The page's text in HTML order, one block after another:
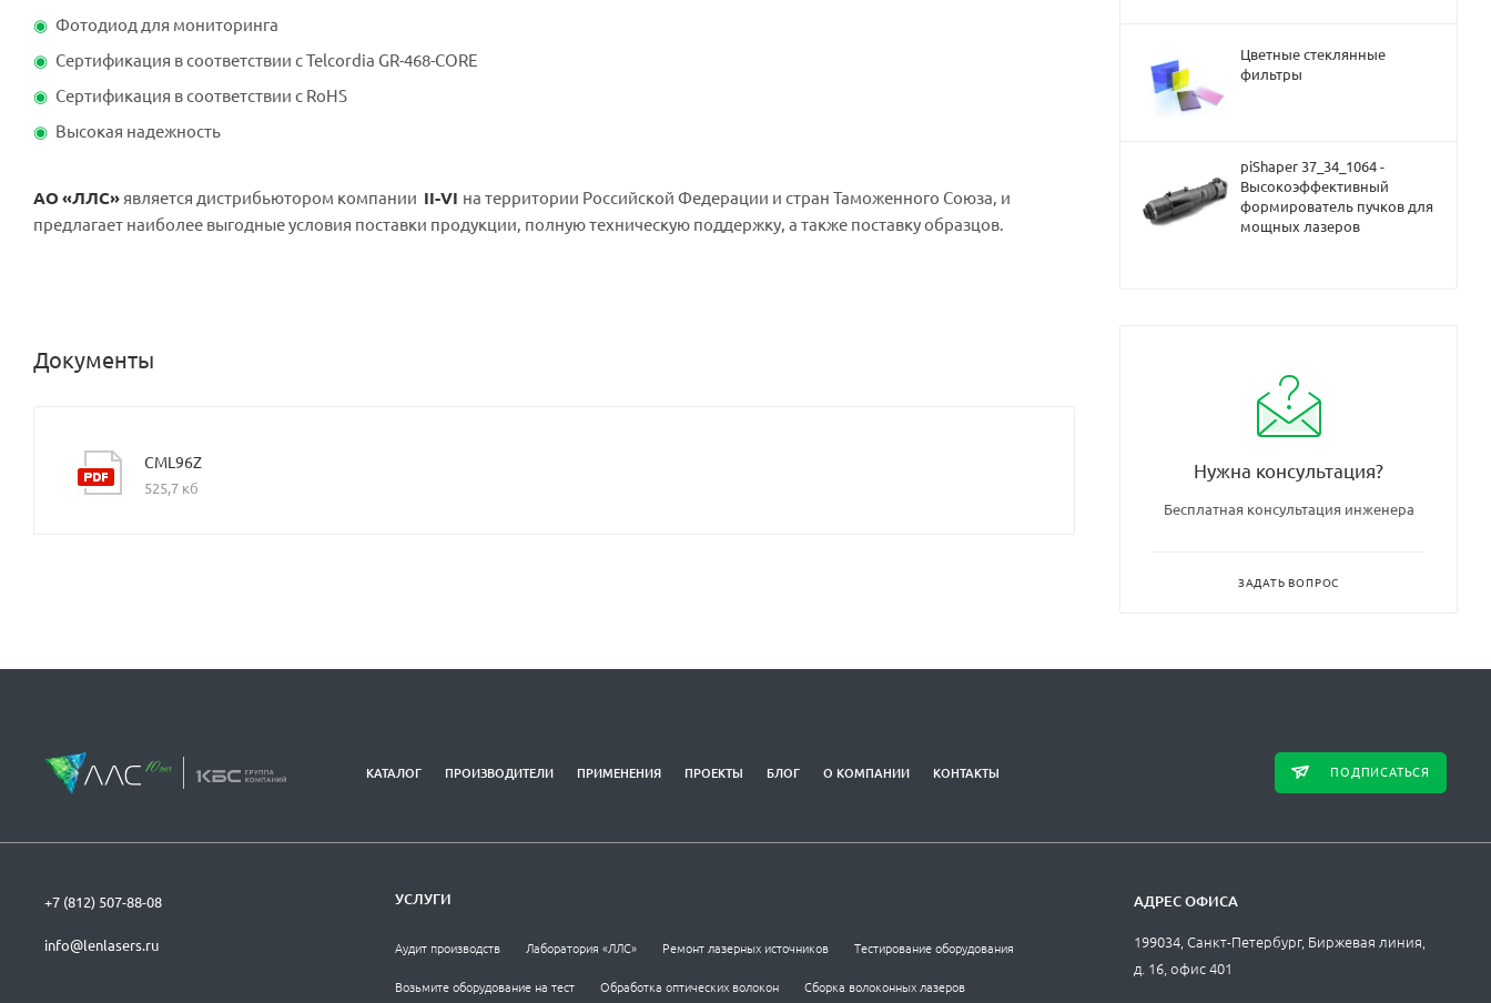
Фотодиод для мониторинга
Сертификация в соответствии с Telcordia GR-468-CORE
Сертификация в соответствии с RoHS
Высокая надежность
АО «ЛЛС» является дистрибьютором компании II-VI на территории Российской Федерации и стран Таможенного Союза, и
предлагает наиболее выгодные условия поставки продукции, полную техническую поддержку, а также поставку образцов.
Документы
CML96Z
525,7 кб
Цветные стеклянные
фильтры
piShaper 37_34_1064 -
Высокоэффективный
формирователь пучков для
мощных лазеров
Нужна консультация?
Бесплатная консультация инженера
ЗАДАТЬ ВОПРОС
КАТАЛОГ ПРОИЗВОДИТЕЛИ ПРИМЕНЕНИЯ ПРОЕКТЫ БЛОГ О КОМПАНИИ КОНТАКТЫ ПОДПИСАТЬСЯ
+7 (812) 507-88-08
info@lenlasers.ru
УСЛУГИ
Аудит производств Лаборатория «ЛЛС» Ремонт лазерных источников Тестирование оборудования
Возьмите оборудование на тест Обработка оптических волокон Сборка волоконных лазеров
АДРЕС ОФИСА
199034, Санкт-Петербург, Биржевая линия,
д. 16, офис 401